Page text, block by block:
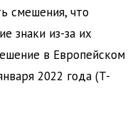
смешения, что
знаки из-за их
в Европейском
2022 года (T-